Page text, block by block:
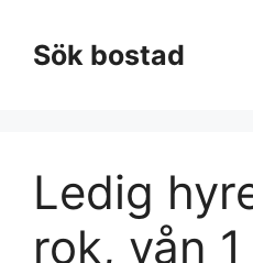
innehållSök bostad
Ledig
rok, vån